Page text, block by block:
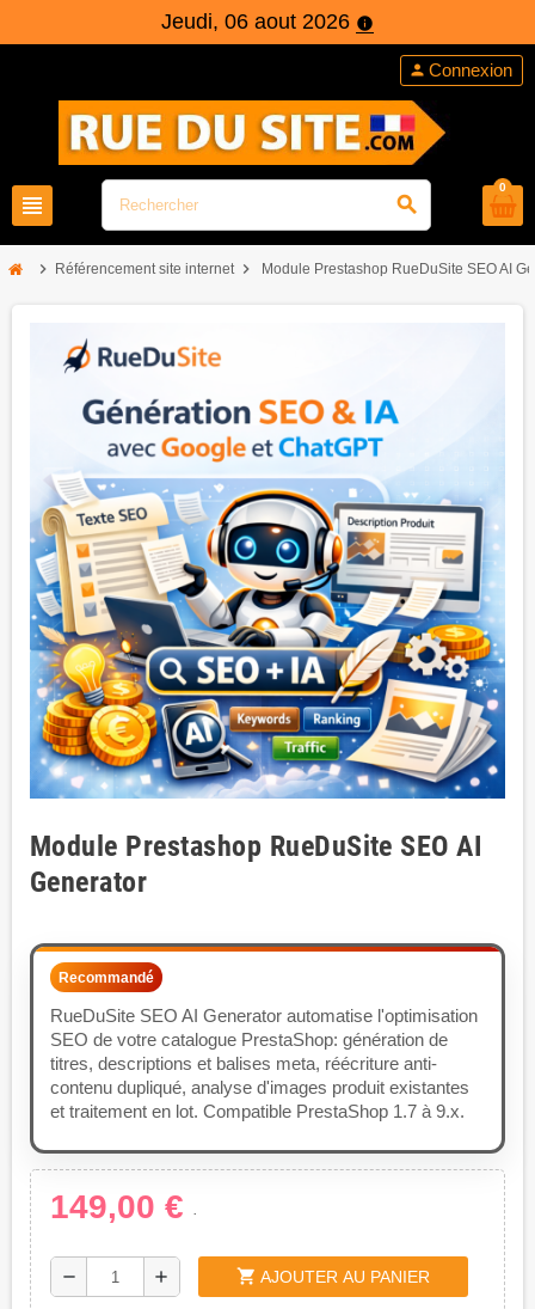
Jeudi, 06 aout 2026 info
view_headline search
person Connexion
0
chevron_right Référencement site internet chevron_right Module Prestashop RueDuSite SEO AI
Module Prestashop RueDuSite SEO AI
Generator
Recommandé
RueDuSite SEO AI Generator automatise l'optimisation
SEO de votre catalogue PrestaShop: génération de
titres, descriptions et balises meta, réécriture anti-
contenu dupliqué, analyse d'images produit existantes
et traitement en lot. Compatible PrestaShop 1.7 à 9.x.
149,00 € .
remove add shopping_cart AJOUTER AU PANIER